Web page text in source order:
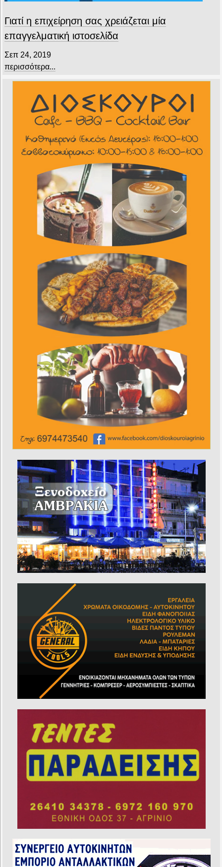
Γιατί η επιχείρηση σας χρειάζεται μία
επαγγελματική ιστοσελίδα
Σεπ 24, 2019
περισσότερα...